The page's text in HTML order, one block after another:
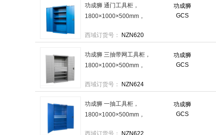
功成狮
GCS
功成狮 通门工具柜，
1800×1000×500mm，
西域订货号：
NZN620
功成狮
GCS
功成狮 三抽带网工具柜，
1800×1000×500mm，
西域订货号：
NZN624
功成狮
GCS
功成狮 一抽工具柜，
1800×1000×500mm，
西域订货号：
NZN622